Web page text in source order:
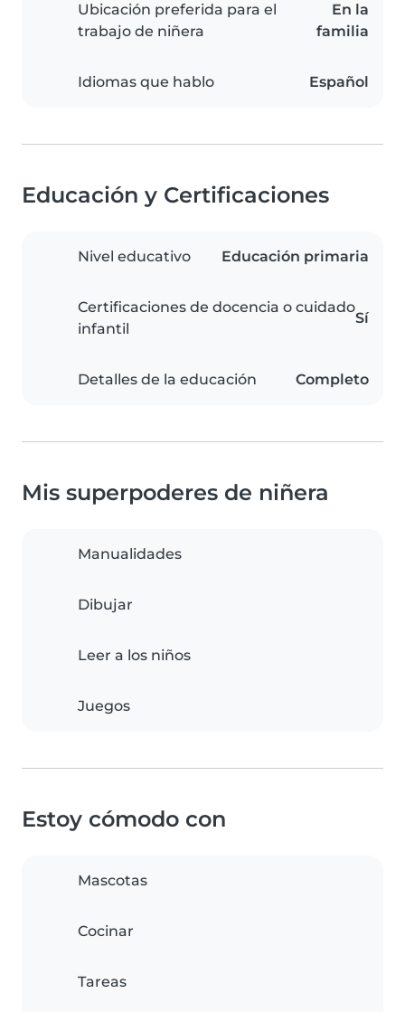
Ubicación preferida para el
trabajo de niñera
En la
familia
Idiomas que hablo Español
Educación y Certificaciones
Nivel educativo Educación primaria
Certificaciones de docencia o cuidado
infantil
Sí
Detalles de la educación Completo
Mis superpoderes de niñera
Manualidades
Dibujar
Leer a los niños
Juegos
Estoy cómodo con
Mascotas
Cocinar
Tareas